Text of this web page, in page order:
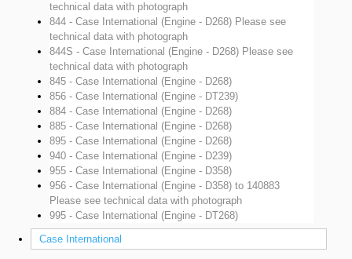
technical data with photograph
844 - Case International (Engine - D268) Please see
technical data with photograph
844S - Case International (Engine - D268) Please see
technical data with photograph
845 - Case International (Engine - D268)
856 - Case International (Engine - DT239)
884 - Case International (Engine - D268)
885 - Case International (Engine - D268)
895 - Case International (Engine - D268)
940 - Case International (Engine - D239)
955 - Case International (Engine - D358)
956 - Case International (Engine - D358) to 140883
Please see technical data with photograph
995 - Case International (Engine - DT268)
Case International